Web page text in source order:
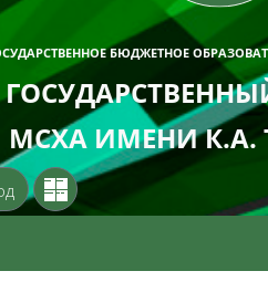
БЮДЖЕТНОЕ
МСХА ИМЕНИ К.А.